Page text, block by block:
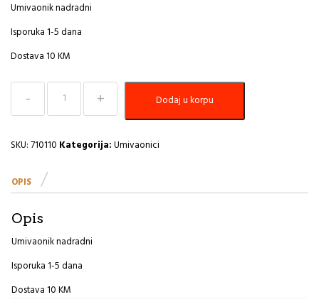
Umivaonik nadradni
Isporuka 1-5 dana
Dostava 10 KM
Umivaonik
nadgradni
36x45
Range
Dodaj u korpu
SKU:710110 Kategorija:Umivaonici
OPIS
Opis
Umivaonik nadradni
Isporuka 1-5 dana
Dostava 10 KM